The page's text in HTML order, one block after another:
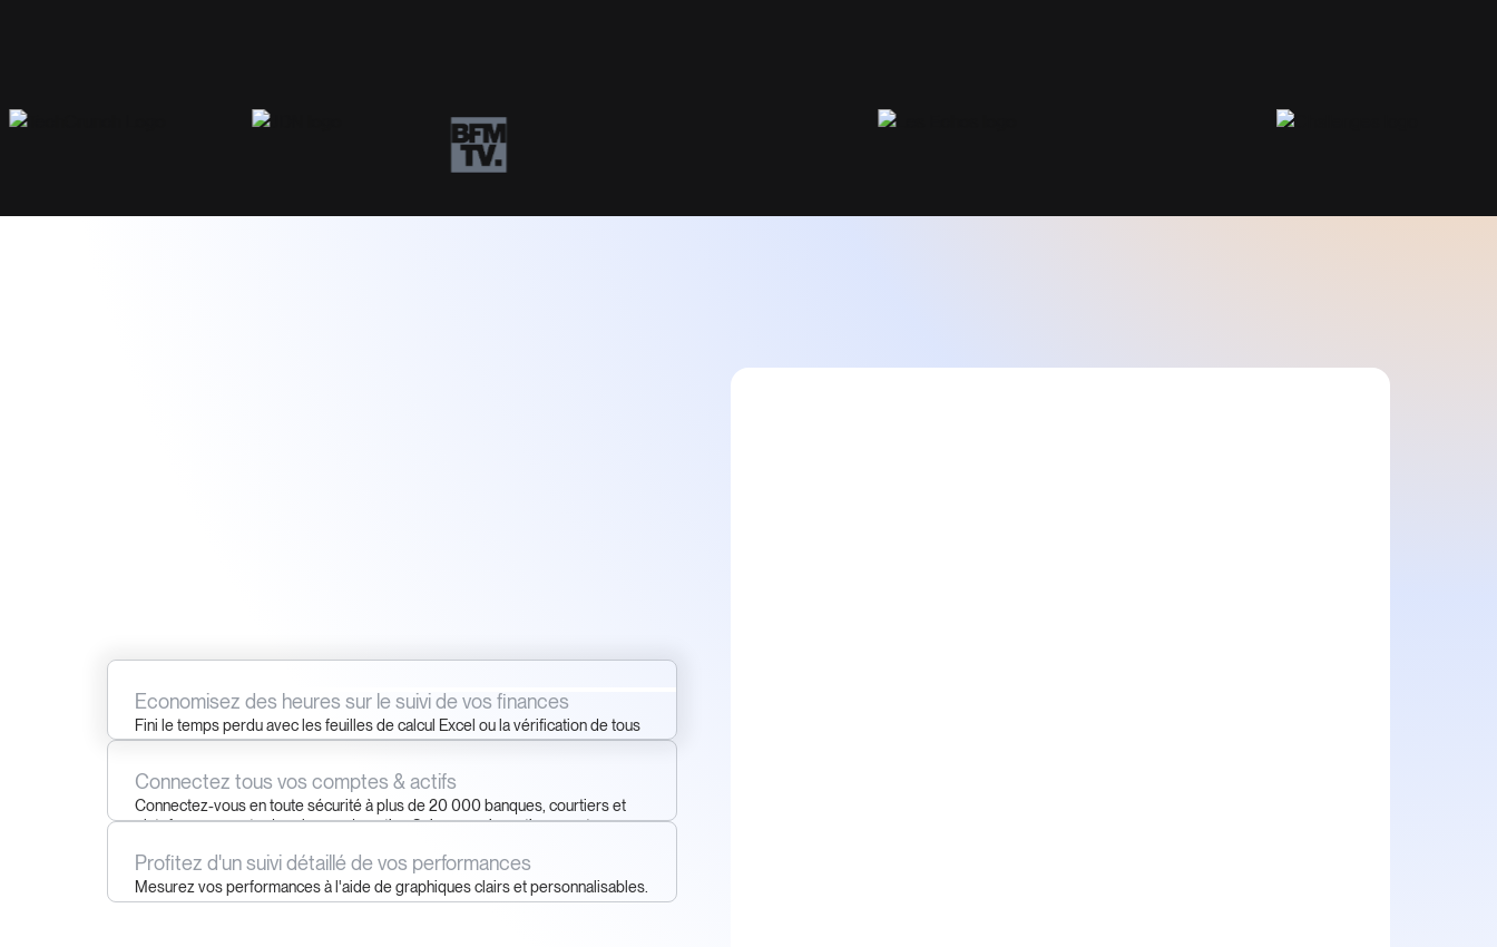
Economisez des heures sur le suivi de vos finances
Fini le temps perdu avec les feuilles de calcul Excel ou la vérification de tous
vos comptes. Finary rassemble tous vos investissements au même endroit.
Connectez tous vos comptes & actifs
Connectez-vous en toute sécurité à plus de 20 000 banques, courtiers et
plateformes crypto dans le monde entier. Suivez vos investissements
Profitez d'un suivi détaillé de vos performances
Mesurez vos performances à l'aide de graphiques clairs et personnalisables.